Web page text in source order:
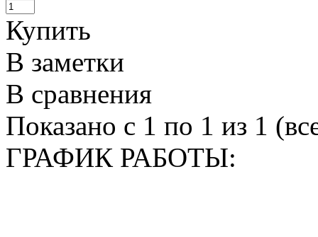
Купить
В заметки
В сравнения
Показано с 1 по 1 из 1
ГРАФИК РАБОТЫ: